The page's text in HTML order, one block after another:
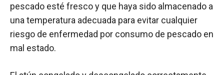
pescado esté fresco y que haya sido almacenado a
una temperatura adecuada para evitar cualquier
riesgo de enfermedad por consumo de pescado en
mal estado.